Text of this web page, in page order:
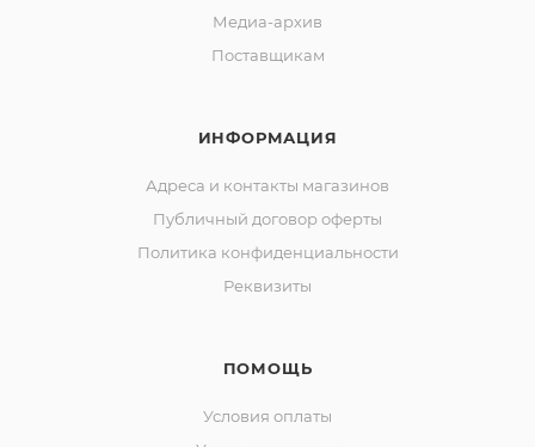
Медиа-архив
Поставщикам
ИНФОРМАЦИЯ
Адреса и контакты магазинов
Публичный договор оферты
Политика конфиденциальности
Реквизиты
ПОМОЩЬ
Условия оплаты